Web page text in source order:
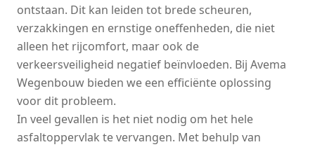
ontstaan. Dit kan leiden tot brede scheuren,
verzakkingen en ernstige oneffenheden, die niet
alleen het rijcomfort, maar ook de
verkeersveiligheid negatief beïnvloeden. Bij Avema
Wegenbouw bieden we een efficiënte oplossing
voor dit probleem.
In veel gevallen is het niet nodig om het hele
asfaltoppervlak te vervangen. Met behulp van